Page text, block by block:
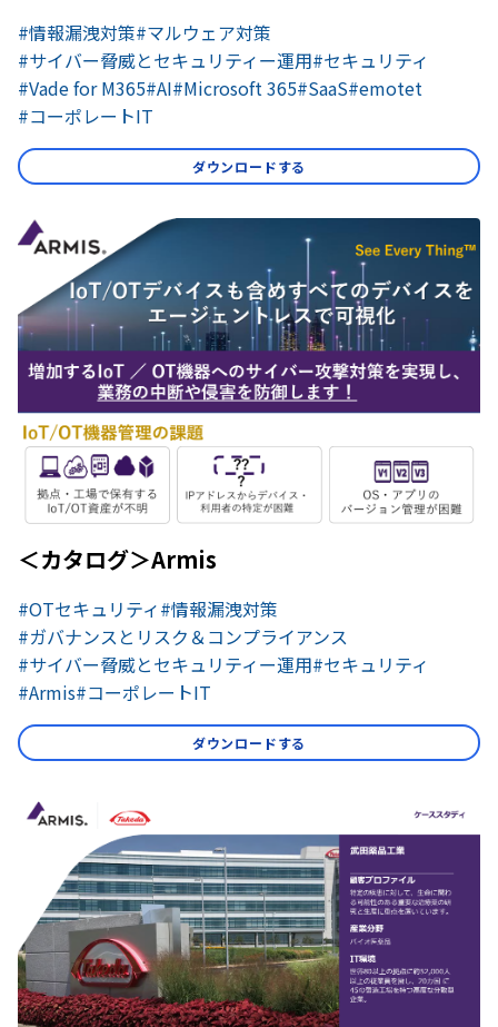
#情報漏洩対策#マルウェア対策
#サイバー脅威とセキュリティー運用#セキュリティ
#Vade for M365​#AI#Microsoft 365#SaaS#emotet
#コーポレートIT
ダウンロードする
＜カタログ＞Armis
#OTセキュリティ#情報漏洩対策
#ガバナンスとリスク＆コンプライアンス
#サイバー脅威とセキュリティー運用#セキュリティ
#Armis#コーポレートIT
ダウンロードする